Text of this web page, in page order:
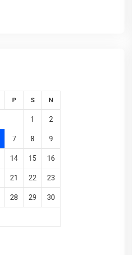
P S N
1 2
7 8 9
14 15 16
21 22 23
28 29 30